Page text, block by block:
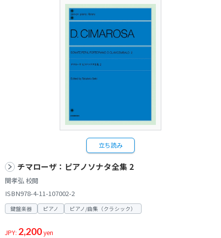
立ち読み
チマローザ：ピアノソナタ全集 2
関孝弘 校閲
ISBN978-4-11-107002-2
鍵盤楽器 ピアノ ピアノ/曲集（クラシック）
JPY: 2,200yen